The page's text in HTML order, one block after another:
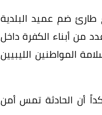
طارئ ضم عميد البلدية
من أبناء الكفرة داخل
المواطنين الليبيين
أن الحادثة تمس أمن